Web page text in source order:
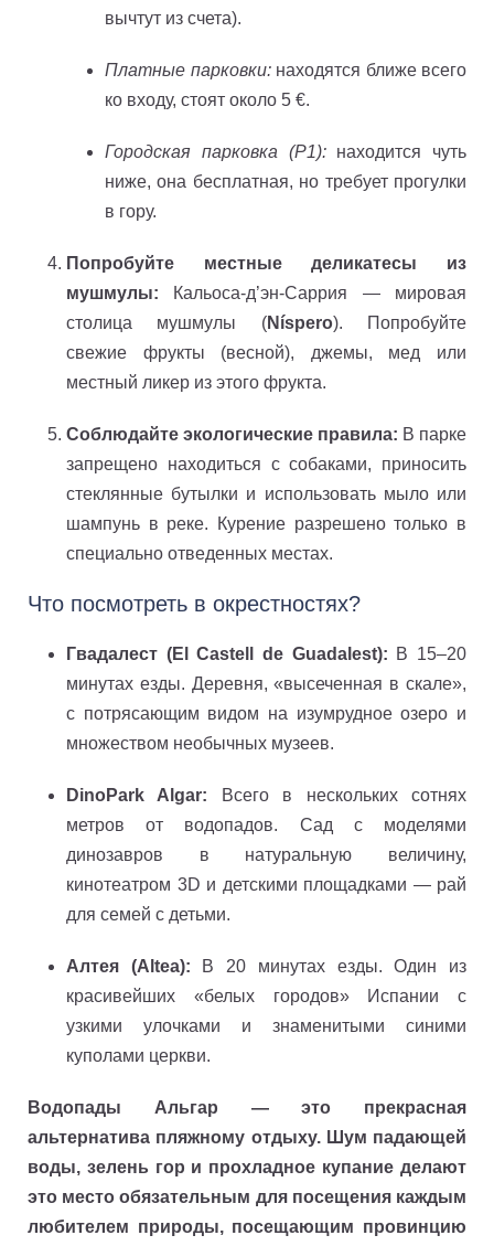
вычтут из счета).
Платные парковки:находятся ближе всего
ко входу, стоят около 5 €.
Городская парковка (P1):находится чуть
ниже, она бесплатная, но требует прогулки
в гору.
Попробуйте местные деликатесы из
мушмулы: Кальоса-д’эн-Саррия — мировая
столица мушмулы (Níspero). Попробуйте
свежие фрукты (весной), джемы, мед или
местный ликер из этого фрукта.
Соблюдайте экологические правила: В парке
запрещено находиться с собаками, приносить
стеклянные бутылки и использовать мыло или
шампунь в реке. Курение разрешено только в
специально отведенных местах.
Что посмотреть в окрестностях?
Гвадалест (El Castell de Guadalest): В 15–20
минутах езды. Деревня, «высеченная в скале»,
с потрясающим видом на изумрудное озеро и
множеством необычных музеев.
DinoPark Algar: Всего в нескольких сотнях
метров от водопадов. Сад с моделями
динозавров в натуральную величину,
кинотеатром 3D и детскими площадками — рай
для семей с детьми.
Алтея (Altea): В 20 минутах езды. Один из
красивейших «белых городов» Испании с
узкими улочками и знаменитыми синими
куполами церкви.
Водопады Альгар — это прекрасная
альтернатива пляжному отдыху. Шум падающей
воды, зелень гор и прохладное купание делают
это место обязательным для посещения каждым
любителем природы, посещающим провинцию